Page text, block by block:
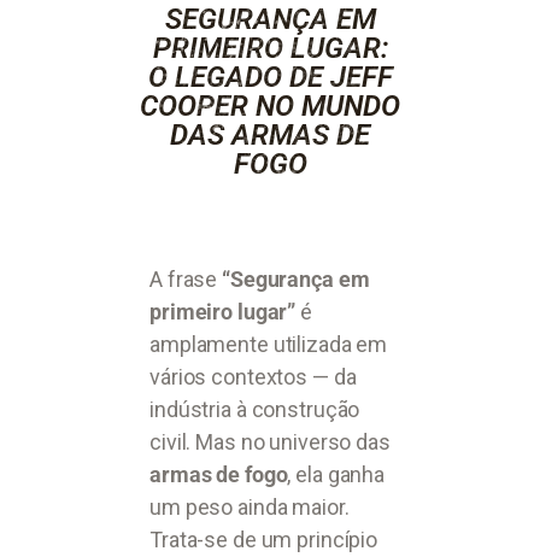
SEGURANÇA EM
PRIMEIRO LUGAR:
O LEGADO DE JEFF
COOPER NO MUNDO
DAS ARMAS DE
FOGO
A frase “Segurança em
primeiro lugar” é
amplamente utilizada em
vários contextos — da
indústria à construção
civil. Mas no universo das
armas de fogo, ela ganha
um peso ainda maior.
Trata-se de um princípio